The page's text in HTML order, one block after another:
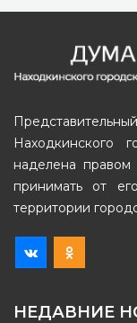
Находкинского
наделена правом
принимать от
территории
НЕДАВНИЕ